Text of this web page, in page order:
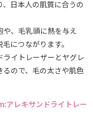
日本人の肌質に合うの
、毛乳頭に熱を与え
につながります。
イトレーザーとヤグレ
ので、毛の太さや肌色
アレキサンドライトレー